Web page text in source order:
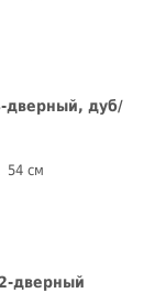
дуб/
54 см
дверный